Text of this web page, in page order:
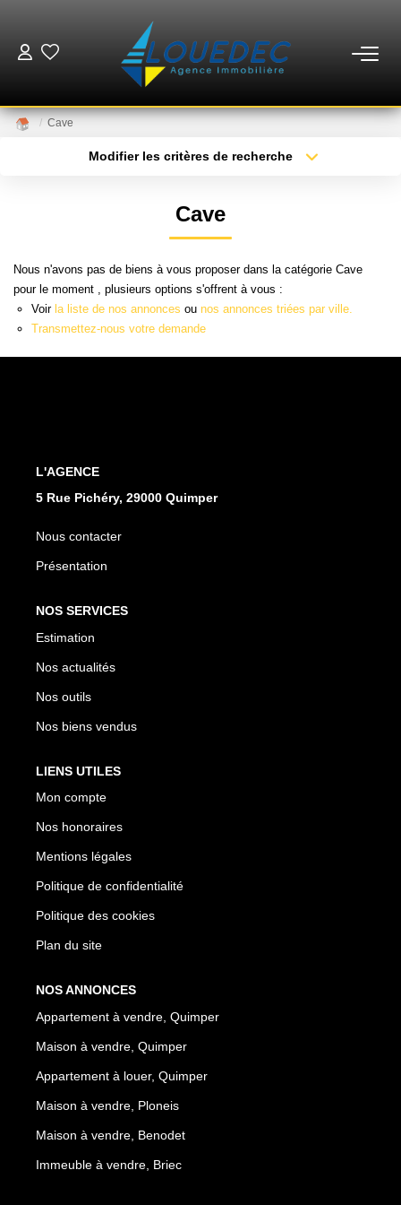
MISE EN VENTE
NOTRE AGENCE
Nous Contacter
Cave
Modifier les critères de recherche
Budget max Plus de critères
Cave
Nous n'avons pas de biens à vous proposer dans la catégorie Cave
pour le moment , plusieurs options s'offrent à vous :
Voir la liste de nos annonces ou nos annonces triées par ville.
Transmettez-nous votre demande
L'AGENCE
5 Rue Pichéry, 29000 Quimper
Nous contacter
Présentation
NOS SERVICES
Estimation
Nos actualités
Nos outils
Nos biens vendus
LIENS UTILES
Mon compte
Nos honoraires
Mentions légales
Politique de confidentialité
Politique des cookies
Plan du site
NOS ANNONCES
Appartement à vendre, Quimper
Maison à vendre, Quimper
Appartement à louer, Quimper
Maison à vendre, Ploneis
Maison à vendre, Benodet
Immeuble à vendre, Briec